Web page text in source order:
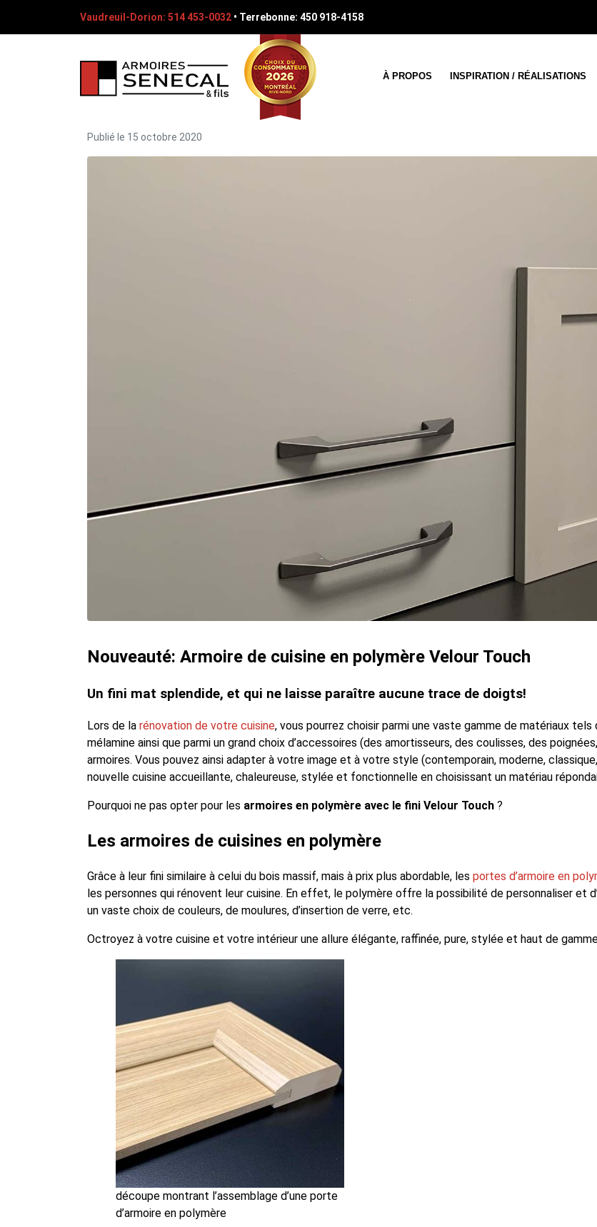
Vaudreuil-Dorion: 514 453-0032 • Terrebonne: 450 918-4158
À PROPOS INSPIRATION / RÉALISATIONS
Publié le 15 octobre 2020
Nouveauté: Armoire de cuisine en polymère Velour Touch
Un fini mat splendide, et qui ne laisse paraître aucune trace de doigts!
Lors de la rénovation de votre cuisine, vous pourrez choisir parmi une vaste gamme de matériaux
mélamine ainsi que parmi un grand choix d’accessoires (des amortisseurs, des coulisses, des
armoires. Vous pouvez ainsi adapter à votre image et à votre style (contemporain, moderne,
nouvelle cuisine accueillante, chaleureuse, stylée et fonctionnelle en choisissant un matériau
Pourquoi ne pas opter pour les armoires en polymère avec le fini Velour Touch ?
Les armoires de cuisines en polymère
Grâce à leur fini similaire à celui du bois massif, mais à prix plus abordable, les portes d’armoire en
les personnes qui rénovent leur cuisine. En effet, le polymère offre la possibilité de personnaliser et
un vaste choix de couleurs, de moulures, d’insertion de verre, etc.
Octroyez à votre cuisine et votre intérieur une allure élégante, raffinée, pure, stylée et haut de
découpe montrant l’assemblage d’une porte
d’armoire en polymère